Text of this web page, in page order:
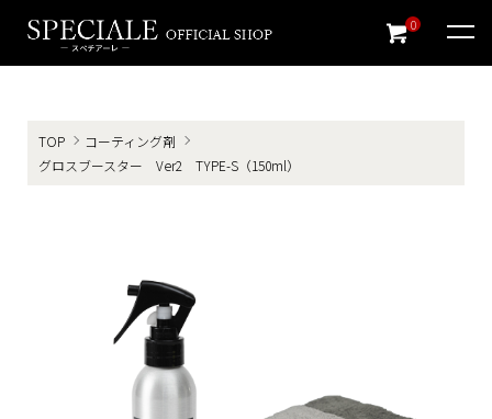
0
TOP
コーティング剤
グロスブースター Ver2 TYPE-S（150ml）